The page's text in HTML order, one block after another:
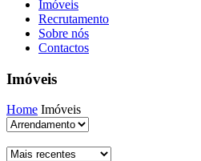
Imóveis
Recrutamento
Sobre nós
Contactos
Imóveis
Home Imóveis